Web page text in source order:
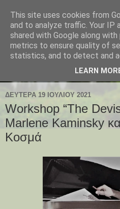
ΔΕΥΤΈΡΑ 19 ΙΟΥΛΊΟΥ 2021
Workshop “The
Marlene Kaminsky
Κοσμά
This site uses cookies from
and to analyze traffic. Your IP
shared with Google along
metrics to ensure quality of
statistics, and to detect and
LEARN